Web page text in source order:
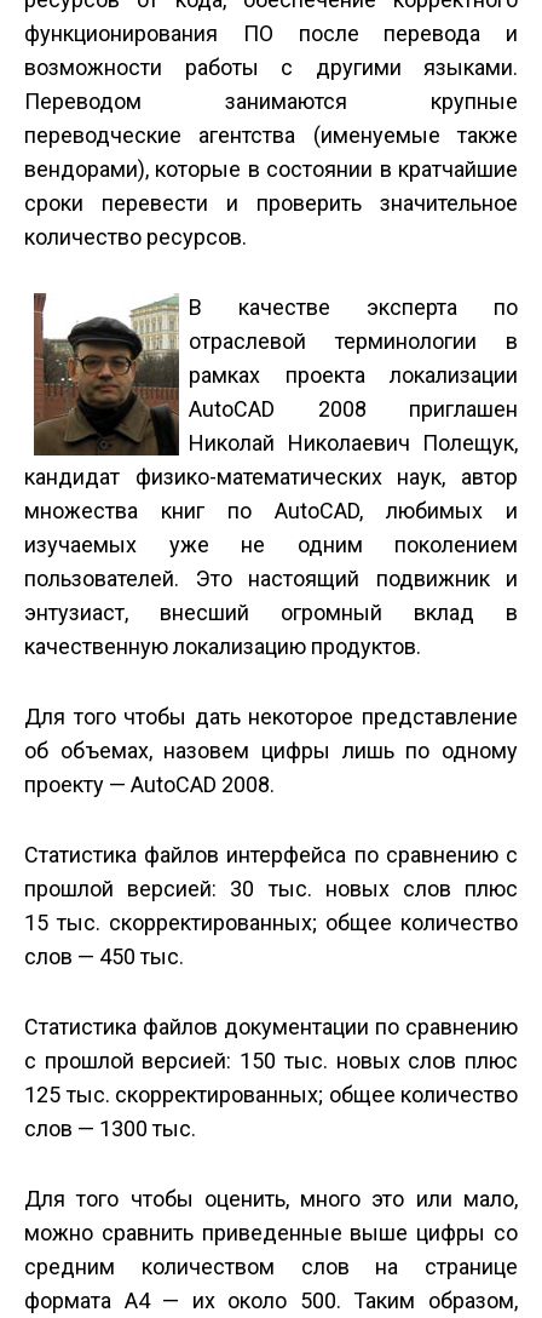
функционирования ПО после перевода и
возможности работы с другими языками.
Переводом занимаются крупные
переводческие агентства (именуемые также
вендорами), которые в состоянии в кратчайшие
сроки перевести и проверить значительное
количество ресурсов.
В качестве эксперта по
отраслевой терминологии в
рамках проекта локализации
AutoCAD 2008 приглашен
Николай Николаевич Полещук,
кандидат физико-математических наук, автор
множества книг по AutoCAD, любимых и
изучаемых уже не одним поколением
пользователей. Это настоящий подвижник и
энтузиаст, внесший огромный вклад в
качественную локализацию продуктов.
Для того чтобы дать некоторое представление
об объемах, назовем цифры лишь по одному
проекту — AutoCAD 2008.
Статистика файлов интерфейса по сравнению с
прошлой версией: 30 тыс. новых слов плюс
15 тыс. скорректированных; общее количество
слов — 450 тыс.
Статистика файлов документации по сравнению
с прошлой версией: 150 тыс. новых слов плюс
125 тыс. скорректированных; общее количество
слов — 1300 тыс.
Для того чтобы оценить, много это или мало,
можно сравнить приведенные выше цифры со
средним количеством слов на странице
формата A4 — их около 500. Таким образом,